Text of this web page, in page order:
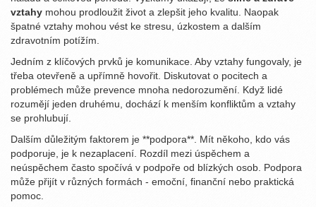
vztahy mohou prodloužit život a zlepšit jeho kvalitu. Naopak
špatné vztahy mohou vést ke stresu, úzkostem a dalším
zdravotním potížím.
Jedním z klíčových prvků je komunikace. Aby vztahy fungovaly, je
třeba otevřeně a upřímně hovořit. Diskutovat o pocitech a
problémech může prevence mnoha nedorozumění. Když lidé
rozumějí jeden druhému, dochází k menším konfliktům a vztahy
se prohlubují.
Dalším důležitým faktorem je **podpora**. Mít někoho, kdo vás
podporuje, je k nezaplacení. Rozdíl mezi úspěchem a
neúspěchem často spočívá v podpoře od blízkých osob. Podpora
může přijít v různých formách - emoční, finanční nebo praktická
pomoc.